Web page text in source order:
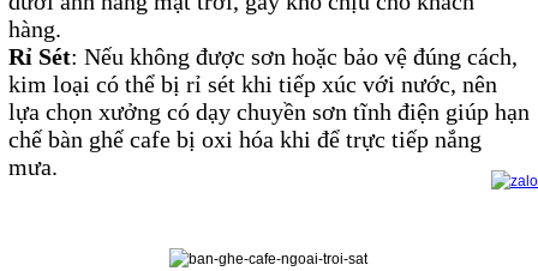
hàng.
Rỉ Sét: Nếu không được sơn hoặc bảo vệ đúng cách,
kim loại có thể bị rỉ sét khi tiếp xúc với nước, nên
lựa chọn xưởng có dạy chuyền sơn tĩnh điện giúp hạn
chế bàn ghế cafe bị oxi hóa khi để trực tiếp nắng
mưa.